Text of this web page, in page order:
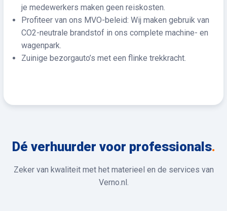
je medewerkers maken geen reiskosten.
Profiteer van ons MVO-beleid: Wij maken gebruik van
CO2-neutrale brandstof in ons complete machine- en
wagenpark.
Zuinige bezorgauto’s met een flinke trekkracht.
Dé verhuurder voor professionals.
Zeker van kwaliteit met het materieel en de services van
Verno.nl.